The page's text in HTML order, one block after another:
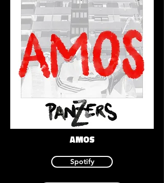
AMOS
Spotify